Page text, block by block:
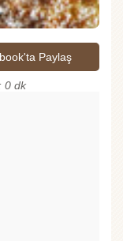
Paylaş
0 dk